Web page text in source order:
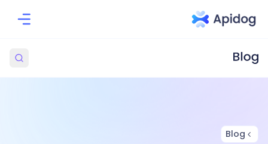
Blog